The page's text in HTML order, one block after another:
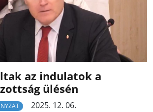
az indulatok a
ülésén
2025. 12. 06.